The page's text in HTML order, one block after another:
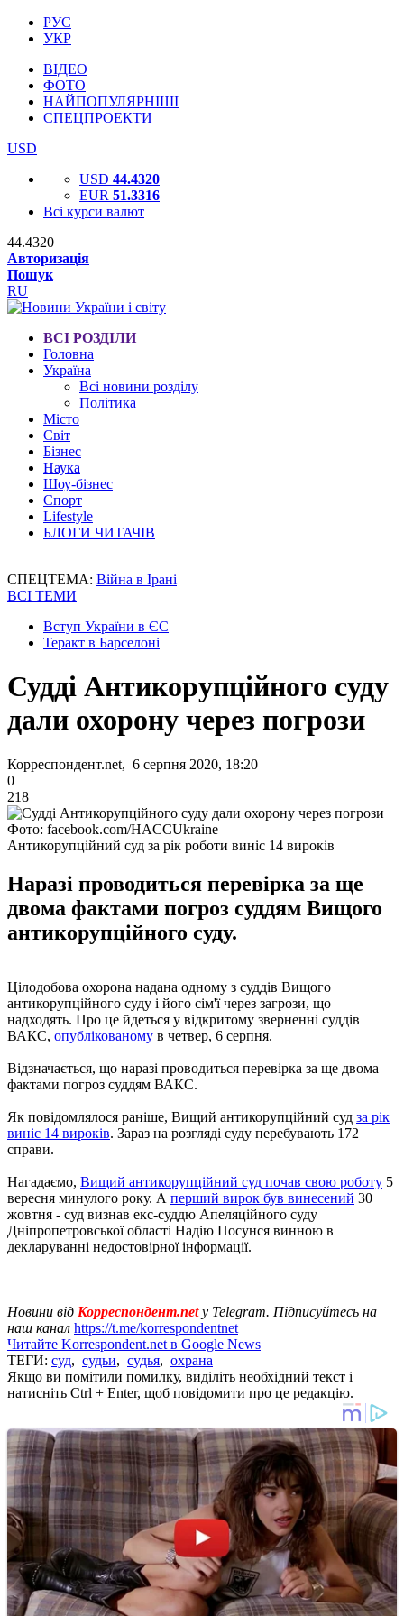
РУС
УКР
ВІДЕО
ФОТО
НАЙПОПУЛЯРНІШІ
СПЕЦПРОЕКТИ
USD
USD 44.4320
EUR 51.3316
Всі курси валют
44.4320
Авторизація
Пошук
RU
ВСІ РОЗДІЛИ
Головна
Україна
Всі новини розділу
Політика
Місто
Світ
Бізнес
Наука
Шоу-бізнес
Спорт
Lifestyle
БЛОГИ ЧИТАЧІВ
СПЕЦТЕМА: Війна в Ірані
ВСІ ТЕМИ
Вступ України в ЄС
Теракт в Барселоні
Судді Антикорупційного суду
дали охорону через погрози
Корреспондент.net, 6 серпня 2020, 18:20
0
218
Фото: facebook.com/HACCUkraine
Антикорупційний суд за рік роботи виніс 14 вироків
Наразі проводиться перевірка за ще
двома фактами погроз суддям Вищого
антикорупційного суду.
Цілодобова охорона надана одному з суддів Вищого
антикорупційного суду і його сім'ї через загрози, що
надходять. Про це йдеться у відкритому зверненні суддів
ВАКС, опублікованому в четвер, 6 серпня.
Відзначається, що наразі проводиться перевірка за ще двома
фактами погроз суддям ВАКС.
Як повідомлялося раніше, Вищий антикорупційний суд за рік
виніс 14 вироків. Зараз на розгляді суду перебувають 172
справи.
Нагадаємо, Вищий антикорупційний суд почав свою роботу 5
вересня минулого року. А перший вирок був винесений 30
жовтня - суд визнав екс-суддю Апеляційного суду
Дніпропетровської області Надію Посунся винною в
декларуванні недостовірної інформації.
Новини від Корреспондент.net у Telegram. Підписуйтесь на
наш канал https://t.me/korrespondentnet
Читайте Korrespondent.net в Google News
ТЕГИ: суд, судьи, судья, охрана
Якщо ви помітили помилку, виділіть необхідний текст і
натисніть Ctrl + Enter, щоб повідомити про це редакцію.